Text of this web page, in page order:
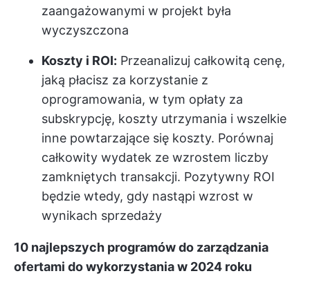
zaangażowanymi w projekt była
wyczyszczona
Koszty i ROI: Przeanalizuj całkowitą cenę,
jaką płacisz za korzystanie z
oprogramowania, w tym opłaty za
subskrypcję, koszty utrzymania i wszelkie
inne powtarzające się koszty. Porównaj
całkowity wydatek ze wzrostem liczby
zamkniętych transakcji. Pozytywny ROI
będzie wtedy, gdy nastąpi wzrost w
wynikach sprzedaży
10 najlepszych programów do zarządzania
ofertami do wykorzystania w 2024 roku